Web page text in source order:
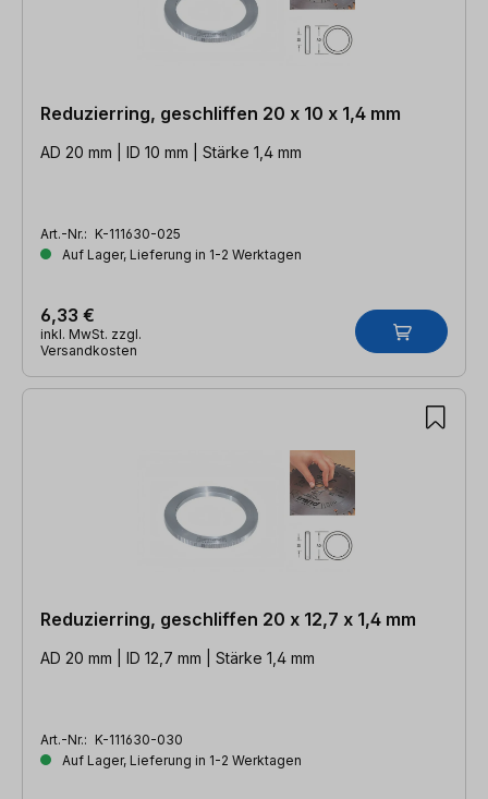
Reduzierring, geschliffen 20 x 10 x 1,4 mm
AD 20 mm | ID 10 mm | Stärke 1,4 mm
Art.-Nr.: K-111630-025
Auf Lager, Lieferung in 1-2 Werktagen
6,33 €
inkl. MwSt. zzgl.
Versandkosten
Reduzierring, geschliffen 20 x 12,7 x 1,4 mm
AD 20 mm | ID 12,7 mm | Stärke 1,4 mm
Art.-Nr.: K-111630-030
Auf Lager, Lieferung in 1-2 Werktagen